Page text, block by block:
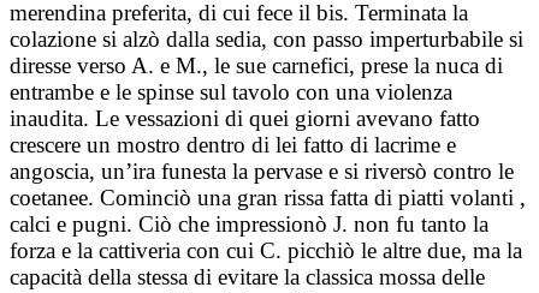
merendina preferita, di cui fece il bis. Terminata la
colazione si alzò dalla sedia, con passo imperturbabile si
diresse verso A. e M., le sue carnefici, prese la nuca di
entrambe e le spinse sul tavolo con una violenza
inaudita. Le vessazioni di quei giorni avevano fatto
crescere un mostro dentro di lei fatto di lacrime e
angoscia, un’ira funesta la pervase e si riversò contro le
coetanee. Cominciò una gran rissa fatta di piatti volanti ,
calci e pugni. Ciò che impressionò J. non fu tanto la
forza e la cattiveria con cui C. picchiò le altre due, ma la
capacità della stessa di evitare la classica mossa delle